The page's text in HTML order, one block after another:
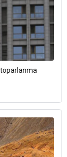
toparlanma